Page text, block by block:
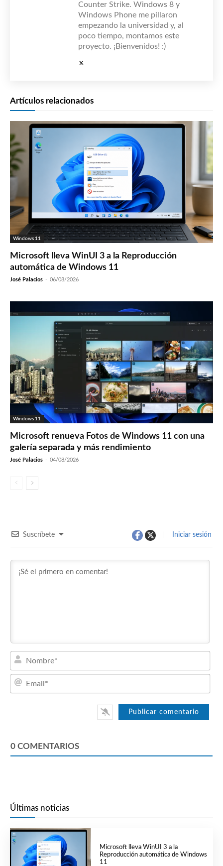
Counter Strike. Windows 8 y
Windows Phone me pillaron
empezando la universidad y, al
poco tiempo, montamos este
proyecto. ¡Bienvenidos! :)
Artículos relacionados
Windows 11
Microsoft lleva WinUI 3 a la Reproducción
automática de Windows 11
José Palacios - 06/08/2026
Windows 11
Microsoft renueva Fotos de Windows 11 con una
galería separada y más rendimiento
José Palacios - 04/08/2026
Suscríbete Iniciar sesión
0 COMENTARIOS
Últimas noticias
Microsoft lleva WinUI 3 a la
Reproducción automática de Windows
11